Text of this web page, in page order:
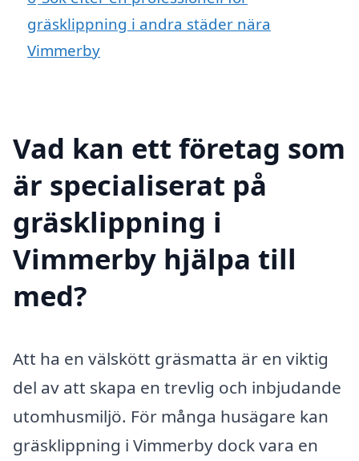
gräsklippning i andra städer nära
Vimmerby
Vad kan ett företag som
är specialiserat på
gräsklippning i
Vimmerby hjälpa till
med?
Att ha en välskött gräsmatta är en viktig
del av att skapa en trevlig och inbjudande
utomhusmiljö. För många husägare kan
gräsklippning i Vimmerby dock vara en